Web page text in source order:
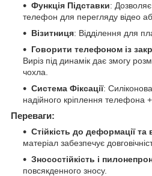
Функція Підставки:
телефон для перегляду відео
Візитниця: Відділення для
Говорити телефоном із
Виріз під динамік дає змогу
чохла.
Система Фіксації:
надійного кріплення телефона +
Переваги:
Стійкість до деформації та
матеріал забезпечує
Зносостійкість і
повсякденного зносу.